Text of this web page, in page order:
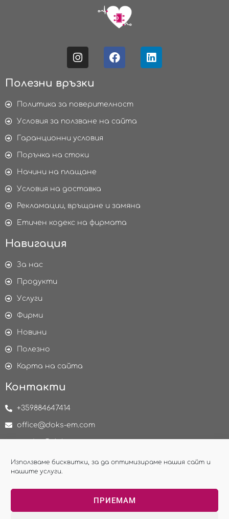
Използваме бисквитки, за да оптимизираме нашия сайт и
нашите услуги.
ПРИЕМАМ
Полезни връзки
Политика за поверителност
Условия за ползване на сайта
Гаранционни условия
Поръчка на стоки
Начини на плащане
Условия на доставка
Рекламации, връщане и замяна
Етичен кодекс на фирмата
Навигация
За нас
Продукти
Услуги
Фирми
Новини
Полезно
Карта на сайта
Контакти
+359884647414
office@doks-em.com
delivery@doks-em.com
НАПРАВИ ЗАПИТВАНЕ